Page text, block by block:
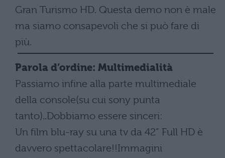
Gran Turismo HD. Questa demo non è male
ma siamo consapevoli che si può fare di
più.
Parola d’ordine: Multimedialità
Passiamo infine alla parte multimediale
della console(su cui sony punta
tanto)..Dobbiamo essere sinceri:
Un film blu-ray su una tv da 42” Full HD è
davvero spettacolare!!Immagini